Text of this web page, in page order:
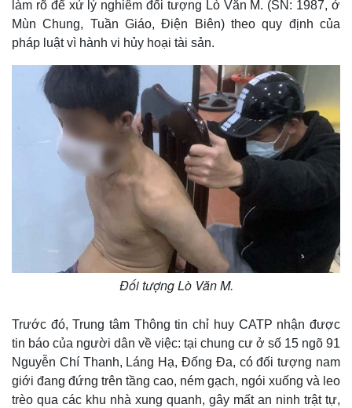
làm rõ để xử lý nghiêm đối tượng Lò Văn M. (SN: 1987, ở
Mùn Chung, Tuần Giáo, Điện Biên) theo quy định của
pháp luật vì hành vi hủy hoại tài sản.
Đối tượng Lò Văn M.
Trước đó, Trung tâm Thông tin chỉ huy CATP nhận được
tin báo của người dân về việc: tại chung cư ở số 15 ngõ 91
Nguyễn Chí Thanh, Láng Hạ, Đống Đa, có đối tượng nam
giới đang đứng trên tầng cao, ném gạch, ngói xuống và leo
trèo qua các khu nhà xung quanh, gây mất an ninh trật tự,